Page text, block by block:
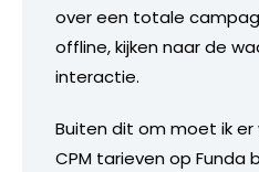
over een totale
offline, kijken naar de
interactie.
Buiten dit om moet ik
CPM tarieven op Funda